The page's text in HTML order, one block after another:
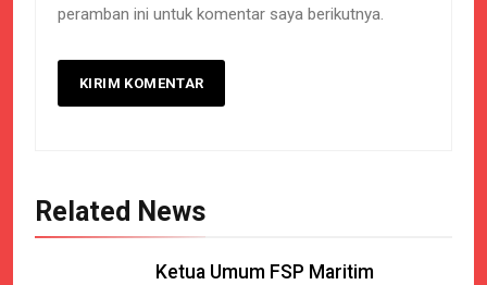
peramban ini untuk komentar saya berikutnya.
Related News
Ketua Umum FSP Maritim